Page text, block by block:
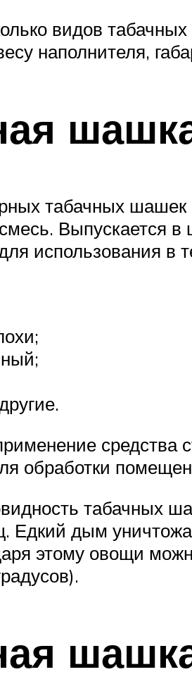
видов
наполнителя,
табачных шашек
Выпускается
использования в
средства
обработки
табачных
Едкий дым
этому овощи